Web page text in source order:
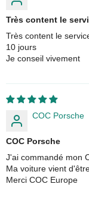
Très content le
Très content le
10 jours
Je conseil vivement
COC Porsche
COC Porsche
J'ai commandé mon
Ma voiture vient
Merci COC Europe